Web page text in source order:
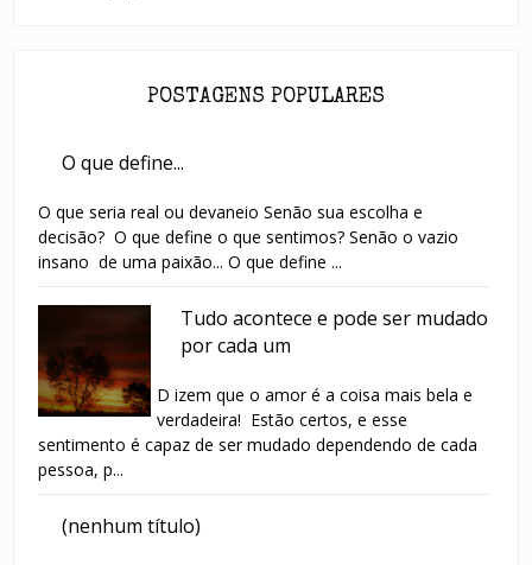
POSTAGENS POPULARES
O que define...
O que seria real ou devaneio Senão sua escolha e
decisão? O que define o que sentimos? Senão o vazio
insano de uma paixão... O que define ...
Tudo acontece e pode ser mudado
por cada um
D izem que o amor é a coisa mais bela e
verdadeira! Estão certos, e esse
sentimento é capaz de ser mudado dependendo de cada
pessoa, p...
(nenhum título)